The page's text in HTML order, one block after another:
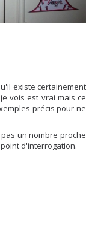
existe certainement
vois est vrai mais ce
précis pour ne
un nombre proche
d'interrogation.